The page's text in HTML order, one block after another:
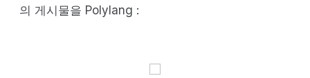
의 게시물을 Polylang :